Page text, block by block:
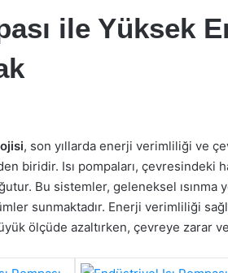
ile Yüksek
, son yıllarda enerji verimliliği ve
biridir. Isı pompaları, çevresindeki
Bu sistemler, geleneksel
sunmaktadır. Enerji verimliliği
ölçüde azaltırken, çevreye zarar